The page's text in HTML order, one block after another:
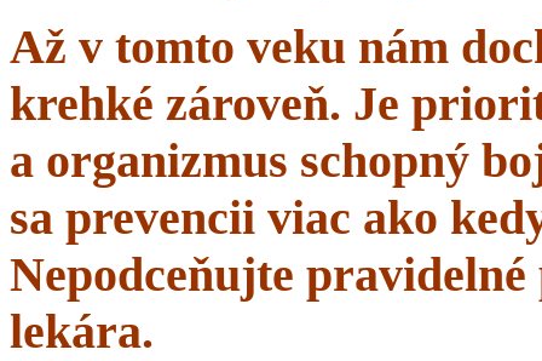
Až v tomto veku nám
krehké zároveň. Je
a organizmus schopný
sa prevencii viac ako
Nepodceňujte
lekára.